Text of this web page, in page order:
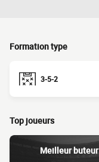
Formation type
3-5-2
Top joueurs
Meilleur buteur